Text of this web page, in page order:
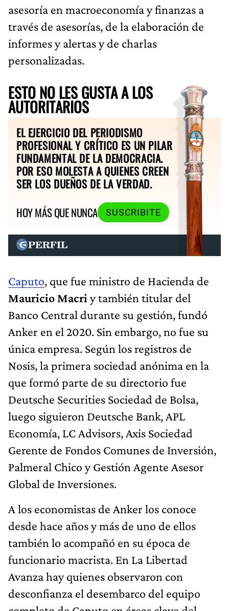
asesoría en macroeconomía y finanzas a
través de asesorías, de la elaboración de
informes y alertas y de charlas
personalizadas.
ESTO NO LES GUSTA A LOS
AUTORITARIOS
EL EJERCICIO DEL PERIODISMO
PROFESIONAL Y CRÍTICO ES UN PILAR
FUNDAMENTAL DE LA DEMOCRACIA.
POR ESO MOLESTA A QUIENES CREEN
SER LOS DUEÑOS DE LA VERDAD.
HOY MÁS QUE NUNCA
SUSCRIBITE
Caputo, que fue ministro de Hacienda de
Mauricio Macri y también titular del
Banco Central durante su gestión, fundó
Anker en el 2020. Sin embargo, no fue su
única empresa. Según los registros de
Nosis, la primera sociedad anónima en la
que formó parte de su directorio fue
Deutsche Securities Sociedad de Bolsa,
luego siguieron Deutsche Bank, APL
Economía, LC Advisors, Axis Sociedad
Gerente de Fondos Comunes de Inversión,
Palmeral Chico y Gestión Agente Asesor
Global de Inversiones.
A los economistas de Anker los conoce
desde hace años y más de uno de ellos
también lo acompañó en su época de
funcionario macrista. En La Libertad
Avanza hay quienes observaron con
desconfianza el desembarco del equipo